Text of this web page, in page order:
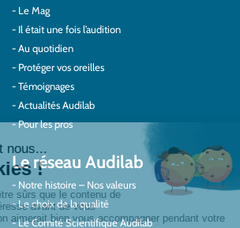
Le Mag
Il était une fois l’audition
Au quotidien
Protéger vos oreilles
Témoignages
Actualités Audilab
Pour les pros
Le réseau Audilab
Notre histoire – Nos valeurs
Le choix de la qualité
Le Comité Scientifique Audilab